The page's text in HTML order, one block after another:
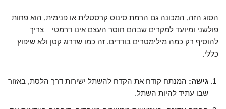
הסוג הזה, המכונה גם הרמת סינוס קרסטלית או פנימית, הוא פחות
פולשני ומיועד למקרים שבהם חוסר העצם אינו דרמטי – צריך
להוסיף רק כמה מילימטרים בודדים. זה כמו שדרוג קטן ולא שיפוץ
כללי.
גישה: המנתח קודח את הקדח להשתל ישירות דרך הלסת, באזור
שבו עתיד להיות השתל.